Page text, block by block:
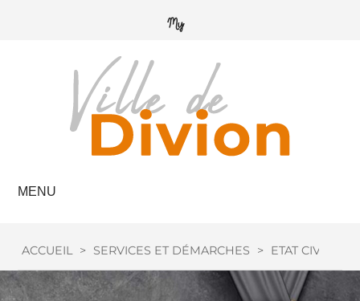
MENU
ACCUEIL > SERVICES ET DÉMARCHES > ETAT CIVIL